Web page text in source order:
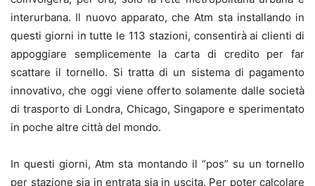
interurbana. Il nuovo apparato, che Atm sta installando in
questi giorni in tutte le 113 stazioni, consentirà ai clienti di
appoggiare semplicemente la carta di credito per far
scattare il tornello. Si tratta di un sistema di pagamento
innovativo, che oggi viene offerto solamente dalle società
di trasporto di Londra, Chicago, Singapore e sperimentato
in poche altre città del mondo.
In questi giorni, Atm sta montando il “pos” su un tornello
per stazione sia in entrata sia in uscita. Per poter calcolare